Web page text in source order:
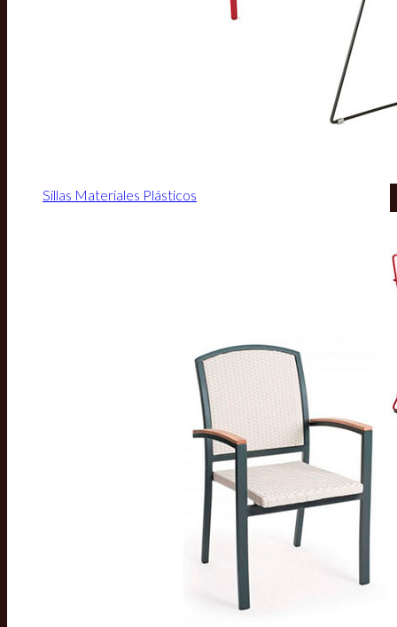
Sillas Materiales Plásticos